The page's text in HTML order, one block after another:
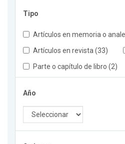
Tipo
Artículos en memoria o
Artículos en revista (33)
Parte o capítulo de libro (2)
Año